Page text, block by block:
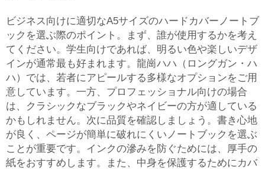
ビジネス向けに適切なA5サイズのハードカバーノートブ
ックを選ぶ際のポイント。まず、誰が使用するかを考え
てください。学生向けであれば、明るい色や楽しいデザ
インが通常最も好まれます。龍崗ハハ（ロングガン・ハ
ハ）では、若者にアピールする多様なオプションをご用
意しています。一方、プロフェッショナル向けの場合
は、クラシックなブラックやネイビーの方が適している
かもしれません。次に品質を確認しましょう。書き心地
が良く、ページが簡単に破れにくいノートブックを選ぶ
ことが重要です。インクの滲みを防ぐためには、厚手の
紙をおすすめします。また、中身を保護するためにカバ